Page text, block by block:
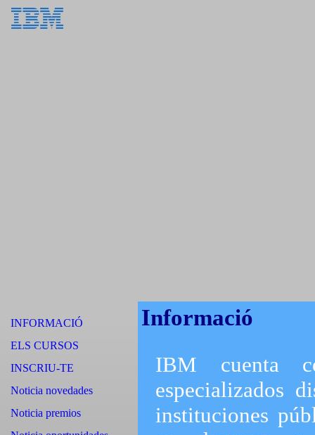
INFORMACIÓ
ELS CURSOS
INSCRIU-TE
Noticia novedades
Noticia premios
Informació
IBM cuenta
especializados
instituciones